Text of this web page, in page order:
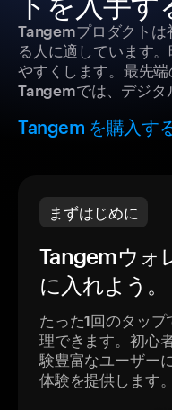
Tangemプロダクトは
る人に適しています
やすくします。最先
Tangemでは、デジタ
Tangem を購入す
まずはじめに
Tangemウォ
に入れよう。
たった1回のタッ
理できます。初心
験豊富なユーザー
体験を提供します。